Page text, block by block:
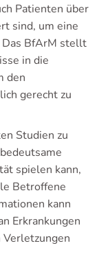
Patienten über
sind, um eine
Das BfArM stellt
in die
den
gerecht zu
Studien zu
spielen kann,
Betroffene
kann
Erkrankungen